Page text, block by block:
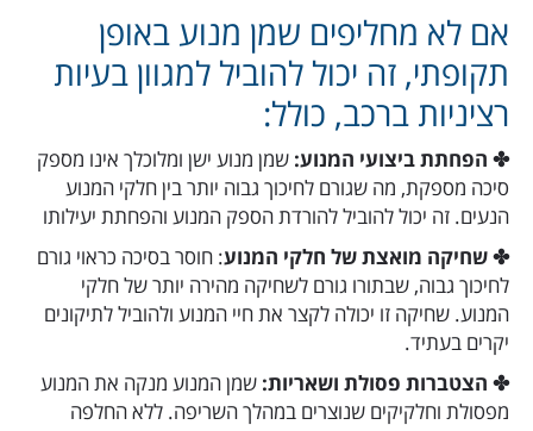
אם לא מחליפים שמן מנוע באופן
תקופתי, זה יכול להוביל למגוון בעיות
רציניות ברכב, כולל:
✤ הפחתת ביצועי המנוע: שמן מנוע ישן ומלוכלך אינו מספק
סיכה מספקת, מה שגורם לחיכוך גבוה יותר בין חלקי המנוע
הנעים. זה יכול להוביל להורדת הספק המנוע והפחתת יעילותו
✤ שחיקה מואצת של חלקי המנוע: חוסר בסיכה כראוי גורם
לחיכוך גבוה, שבתורו גורם לשחיקה מהירה יותר של חלקי
המנוע. שחיקה זו יכולה לקצר את חיי המנוע ולהוביל לתיקונים
יקרים בעתיד.
✤ הצטברות פסולת ושאריות: שמן המנוע מנקה את המנוע
מפסולת וחלקיקים שנוצרים במהלך השריפה. ללא החלפה